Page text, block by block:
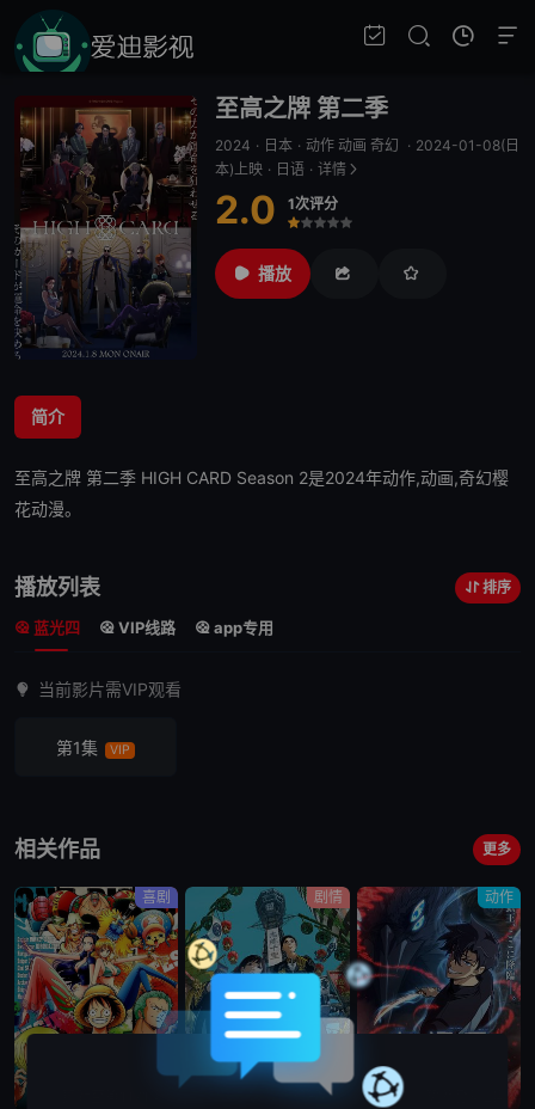
至高之牌 第二季
2024 · 日本 · 动作 动画 奇幻 · 2024-01-08(日
本)上映 · 日语 · 详情
2.0 1次评分
很差
较差
还行推荐力荐
播放
简介
至高之牌 第二季 HIGH CARD Season 2是2024年动作,动画,奇幻樱
花动漫。
播放列表 排序
蓝光四 VIP线路 app专用
当前影片需VIP观看
第1集 VIP
相关作品 更多
喜剧 剧情
已完结
动作